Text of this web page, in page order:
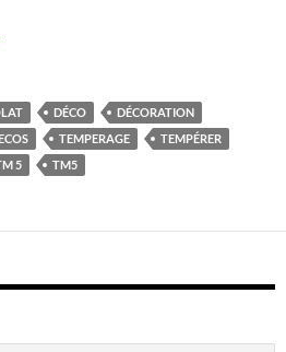
en chocolat pour bavarois,
DÉCO
DÉCORATION
TEMPERAGE
TEMPÉRER
5 TM5